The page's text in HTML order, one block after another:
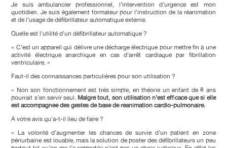
Je suis ambulancier professionnel, l’intervention d’urgence est mon
quotidien. Je suis également formateur pour l’instruction de la réanimation
et de l’usage de défibrillateur automatique externe.
Quelle est l’utilité d’un défibrillateur automatique ?
« C’est un appareil qui délivre une décharge électrique pour mettre fin à une
activité électrique anarchique en cas d’arrêt cardiaque par fibrillation
ventriculaire. »
Faut-il des connaissances particulières pour son utilisation ?
« Non son fonctionnement est très simple, en théorie un enfant de 8 ans
pourrait s’en servir seul. Malgré tout, son utilisation n’est efficace que si elle
est accompagnée des gestes de base de réanimation cardio-pulmonaire.
A votre avis qu’a-t-il lieu de faire ?
« La volonté d’augmenter les chances de survie d’un patient en zone
périurbaine est louable, mais la solution de poster des défibrillateurs un peu